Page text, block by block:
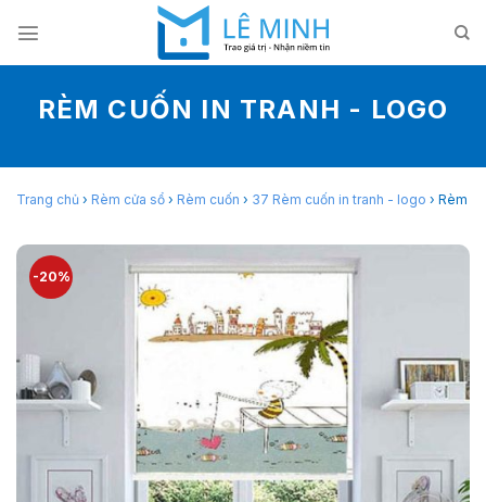
content
RÈM CUỐN IN TRANH - LOGO
Trang chủ › Rèm cửa sổ › Rèm cuốn › 37 Rèm cuốn in tranh - logo › Rèm
-20%